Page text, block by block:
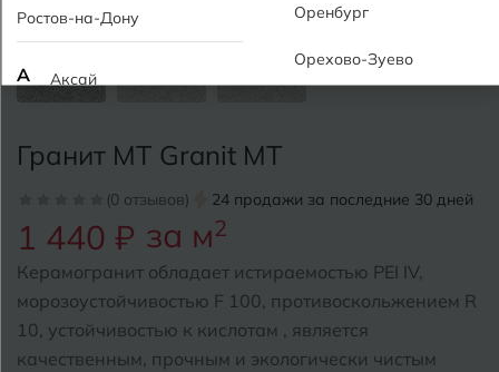
Гранит MT Granit MT
(0 отзывов) 24 продажи за последние 30 дней
1 440 ₽ за м2
Керамогранит обладает истираемостью PEI IV,
морозоустойчивостью F 100, противоскольжением R
10, устойчивостью к кислотам , является
качественным, прочным и экологически чистым
Ростов-на-Дону
А Аксай
Армавир
Б Барнаул
Оренбург
Орехово-Зуево
Пятигорск
Р